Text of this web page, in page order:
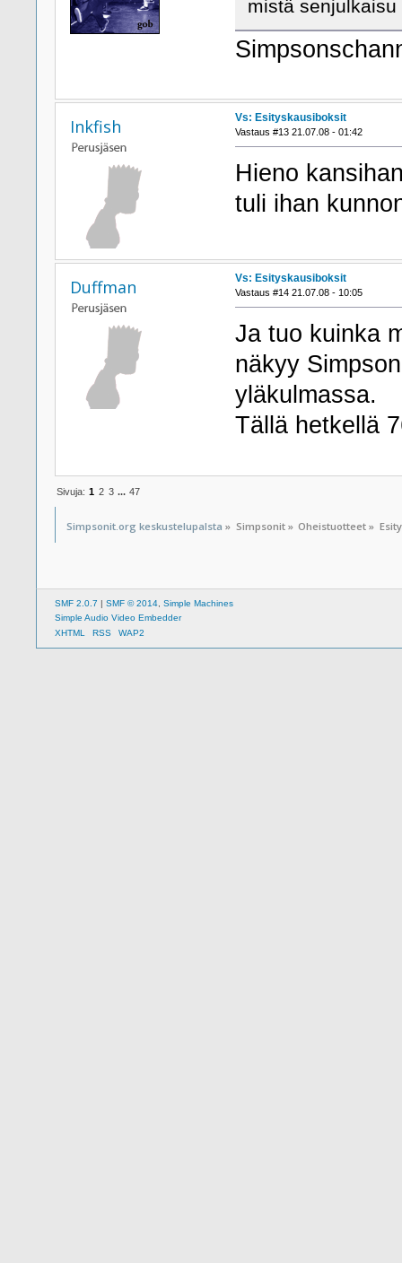
mistä
Inkfish Vs: Esityskausiboksit
Vastaus #13 21.07.08 - 01:42
Hieno
tuli ihan
Duffman Vs: Esityskausiboksit
Vastaus #14 21.07.08 - 10:05
Ja tuo kuinka
näkyy
yläkulmassa.
Tällä hetkellä
Sivuja: 1 2 3 ... 47
Simpsonit.org keskustelupalsta » Simpsonit» Oheistuotteet »
SMF 2.0.7 | SMF © 2014 Simple Machines
Simple Audio Video Embedder
XHTML
RSS WAP2